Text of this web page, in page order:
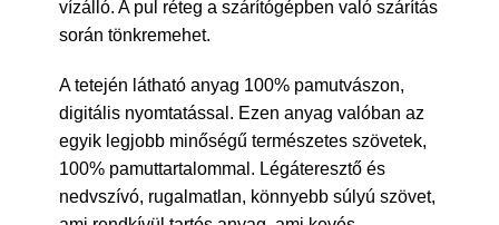
vízálló. A pul réteg a szárítógépben való szárítás
során tönkremehet.
A tetején látható anyag 100% pamutvászon,
digitális nyomtatással. Ezen anyag valóban az
egyik legjobb minőségű természetes szövetek,
100% pamuttartalommal. Légáteresztő és
nedvszívó, rugalmatlan, könnyebb súlyú szövet,